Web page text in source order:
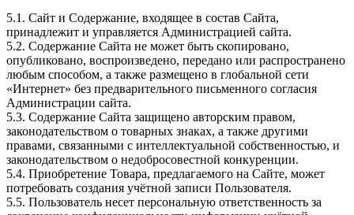
5.1. Сайт и Содержание, входящее в состав Сайта,
принадлежит и управляется Администрацией сайта.
5.2. Содержание Сайта не может быть скопировано,
опубликовано, воспроизведено, передано или распространено
любым способом, а также размещено в глобальной сети
«Интернет» без предварительного письменного согласия
Администрации сайта.
5.3. Содержание Сайта защищено авторским правом,
законодательством о товарных знаках, а также другими
правами, связанными с интеллектуальной собственностью, и
законодательством о недобросовестной конкуренции.
5.4. Приобретение Товара, предлагаемого на Сайте, может
потребовать создания учётной записи Пользователя.
5.5. Пользователь несет персональную ответственность за